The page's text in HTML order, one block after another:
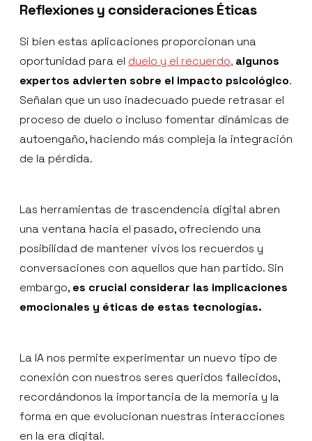
Reflexiones y consideraciones Éticas
Si bien estas aplicaciones proporcionan una
oportunidad para el duelo y el recuerdo, algunos
expertos advierten sobre el impacto psicológico.
Señalan que un uso inadecuado puede retrasar el
proceso de duelo o incluso fomentar dinámicas de
autoengaño, haciendo más compleja la integración
de la pérdida.
Las herramientas de trascendencia digital abren
una ventana hacia el pasado, ofreciendo una
posibilidad de mantener vivos los recuerdos y
conversaciones con aquellos que han partido. Sin
embargo, es crucial considerar las implicaciones
emocionales y éticas de estas tecnologías.
La IA nos permite experimentar un nuevo tipo de
conexión con nuestros seres queridos fallecidos,
recordándonos la importancia de la memoria y la
forma en que evolucionan nuestras interacciones
en la era digital.